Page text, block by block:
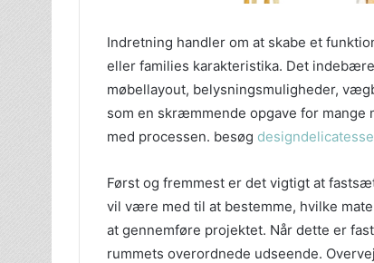
Indretning handler om at skabe et
eller families karakteristika. Det
møbellayout, belysningsmuligheder,
som en skræmmende opgave for mange
med processen. besøg
Først og fremmest er det vigtigt at
vil være med til at bestemme, hvilke
at gennemføre projektet. Når dette er
rummets overordnede udseende.